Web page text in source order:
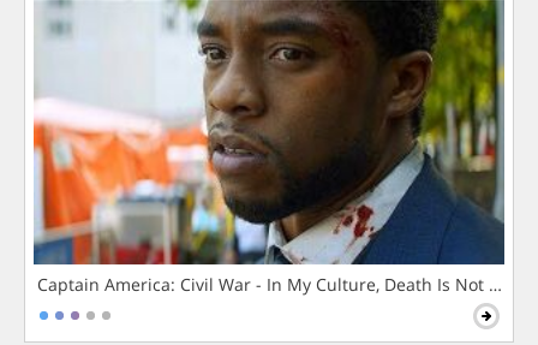
Captain America: Civil War - In My Culture, Death Is Not The